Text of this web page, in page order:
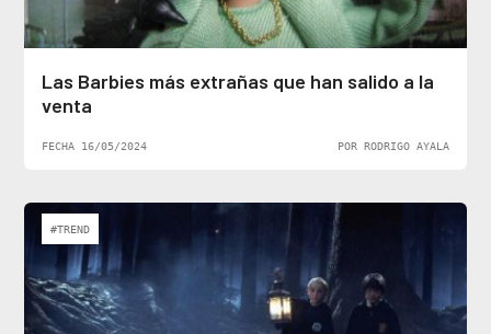
Las Barbies más extrañas que han salido a la
venta
FECHA 16/05/2024 POR RODRIGO AYALA
#TREND